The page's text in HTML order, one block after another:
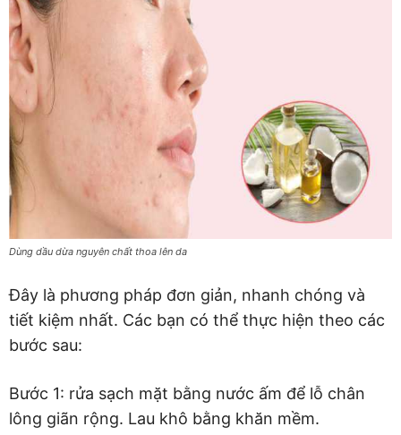
Dùng dầu dừa nguyên chất thoa lên da
Đây là phương pháp đơn giản, nhanh chóng và
tiết kiệm nhất. Các bạn có thể thực hiện theo các
bước sau:
Bước 1: rửa sạch mặt bằng nước ấm để lỗ chân
lông giãn rộng. Lau khô bằng khăn mềm.